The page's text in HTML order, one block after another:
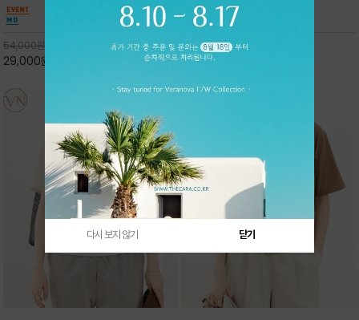
안함을 동시에 느낄수 있으며 차분하고 필요한
컬러웨이로 단독 또는 린넨 자켓/ 여름점퍼 안에
코디하기 만능템 입니다^^
54,000원
29,000원
핏 강연티셔츠
한 착용감을 선사하며, 자연스럽게 떨어지는 실루
엣이 편안하며 ★도회적인 무드로 루즈하게 단독
65,000원
30,000
다시 보지 않기 닫기